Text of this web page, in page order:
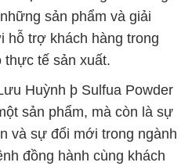
sản phẩm và giải
hỗ trợ khách hàng trong
thực tế sản xuất.
Huỳnh þ Sulfua Powder
sản phẩm, mà còn là sự
và sự đổi mới trong ngành
đồng hành cùng khách